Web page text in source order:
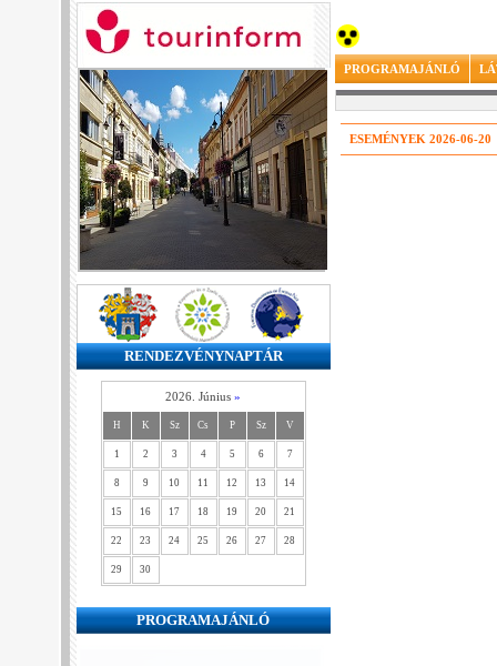
RENDEZVÉNYNAPTÁR
2026. Június »
H K Sz Cs P Sz V
1 2 3 4 5 6 7
8 9 10 11 12 13 14
15 16 17 18 19 20 21
22 23 24 25 26 27 28
29 30
PROGRAMAJÁNLÓ
PROGRAMAJÁNLÓ
ESEMÉNYEK 2026-06-20